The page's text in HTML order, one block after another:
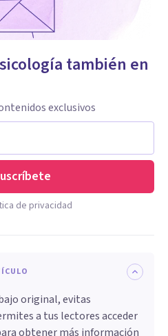
también en
exclusivos
de privacidad
original, evitas
a tus lectores acceder
obtener más información